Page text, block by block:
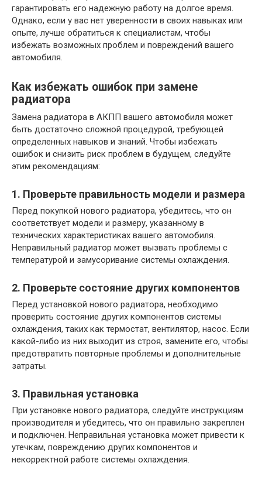
гарантировать его надежную работу на долгое время.
Однако, если у вас нет уверенности в своих навыках или
опыте, лучше обратиться к специалистам, чтобы
избежать возможных проблем и повреждений вашего
автомобиля.
Как избежать ошибок при замене
радиатора
Замена радиатора в АКПП вашего автомобиля может
быть достаточно сложной процедурой, требующей
определенных навыков и знаний. Чтобы избежать
ошибок и снизить риск проблем в будущем, следуйте
этим рекомендациям:
1. Проверьте правильность модели и размера
Перед покупкой нового радиатора, убедитесь, что он
соответствует модели и размеру, указанному в
технических характеристиках вашего автомобиля.
Неправильный радиатор может вызвать проблемы с
температурой и замусоривание системы охлаждения.
2. Проверьте состояние других компонентов
Перед установкой нового радиатора, необходимо
проверить состояние других компонентов системы
охлаждения, таких как термостат, вентилятор, насос. Если
какой-либо из них выходит из строя, замените его, чтобы
предотвратить повторные проблемы и дополнительные
затраты.
3. Правильная установка
При установке нового радиатора, следуйте инструкциям
производителя и убедитесь, что он правильно закреплен
и подключен. Неправильная установка может привести к
утечкам, повреждению других компонентов и
некорректной работе системы охлаждения.